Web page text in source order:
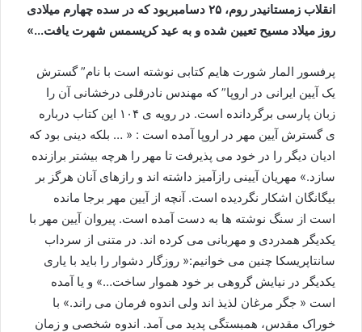
انقلاب زمستانیدر روم، ۲۵ دسامبر بود که در سده چهارم میلادی
روز میلاد مسیح تعیین شده و به عید کریسمس شهرت یافت.
..»
پرفسور المار شورت هایم کتابی نوشته است با نام” گسترش
یک آیین ایرانی در اروپا” که مهندس نادرقلی درخشانی آن را
زبان پارسی برگردانده است. در رویه ی ۱۰۴ این کتاب درباره
ی گسترش آیین مهر در اروپا آمده است : « … بلکه دینی بود که
ادیان دیگر را در خود می پذیرفت تا مهر را هرچه بیشتر برازنده
سازد.» مهریان آیینی رازآمیز داشته اند و رازهای آنان هرگز بر
بیگانگان اشکار نگردیده است. آنچه از آیین مهر برجا مانده
است از سنگ نوشته ها به دست آمده است. پیروان آیین مهر با
یکدیگر همدردی و مهربانی می کرده اند. در متنی از سرداب
سانتاپریسکا چنین می خوانیم:« روزگار دشوار را باید با یاری
یکدیگر در نیایش گروهی بر خود هموار ساخت…» و یا آمده
است « جگر مرغان لذیذ اند ولی اندوه فرمان می راند.» با
خوراک مقدس، همبستگی پدید می آمد. اندوه شخصی و زمان